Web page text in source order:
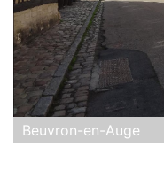
Beuvron-en-Auge